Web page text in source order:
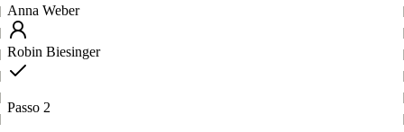
Anna Weber
Robin Biesinger
Passo 2